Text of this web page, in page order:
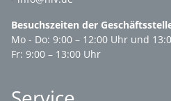
Besuchszeiten der
Mo - Do: 9:00 – 12:00 Uhr und
Fr: 9:00 – 13:00 Uhr